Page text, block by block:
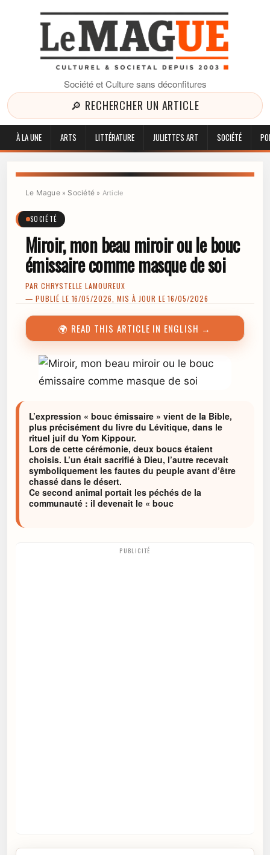
Société et Culture sans déconfitures
🔎 RECHERCHER UN ARTICLE
À LA UNE ARTS LITTÉRATURE JULIETTE'S ART SOCIÉTÉ
Le Mague» Société» Article
SOCIÉTÉ
Miroir, mon beau miroir ou le bouc
émissaire comme masque de soi
PAR CHRYSTELLE LAMOUREUX
— PUBLIÉ LE 16/05/2026, MIS À JOUR LE 16/05/2026
🌍 READ THIS ARTICLE IN ENGLISH →
L’expression « bouc émissaire » vient de la Bible,
plus précisément du livre du Lévitique, dans le
rituel juif du Yom Kippour.
Lors de cette cérémonie, deux boucs étaient
choisis. L’un était sacrifié à Dieu, l’autre recevait
symboliquement les fautes du peuple avant d’être
chassé dans le désert.
Ce second animal portait les péchés de la
communauté : il devenait le « bouc
PUBLICITÉ